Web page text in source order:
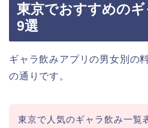
東京でおすすめの
9選
ギャラ飲みアプリの男女別の
の通りです。
東京で人気のギャラ飲み一覧